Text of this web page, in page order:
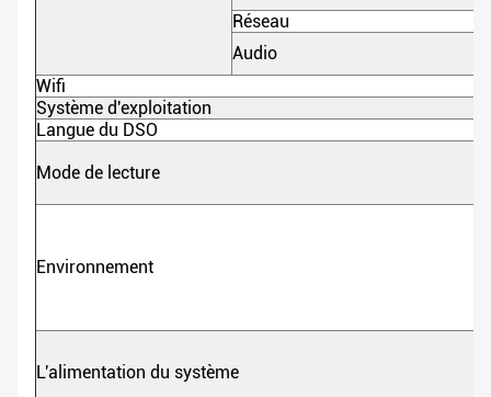
Réseau
Audio
Wifi
Système d'exploitation
Langue du DSO
Mode de lecture
Environnement
L'alimentation du système